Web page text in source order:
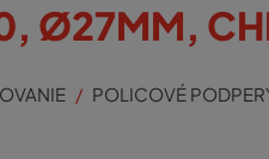
Ø27MM,
POLICOVÉ